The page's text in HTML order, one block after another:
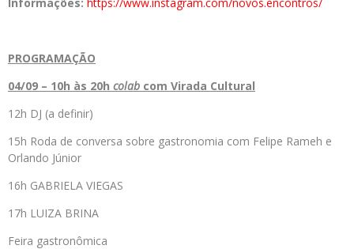
PROGRAMAÇÃO
04/09 – 10h às 20h colab com Virada Cultural
12h DJ (a definir)
15h Roda de conversa sobre gastronomia com Felipe Rameh e
Orlando Júnior
16h GABRIELA VIEGAS
17h LUIZA BRINA
Feira gastronômica